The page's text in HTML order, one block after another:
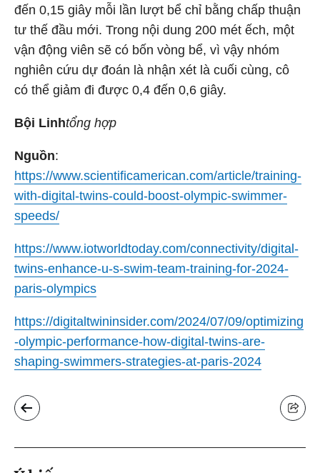
đến 0,15 giây mỗi lần lượt bể chỉ bằng chấp thuận
tư thế đầu mới. Trong nội dung 200 mét ếch, một
vận động viên sẽ có bốn vòng bể, vì vậy nhóm
nghiên cứu dự đoán là nhận xét là cuối cùng, cô
có thể giảm đi được 0,4 đến 0,6 giây.
Bội Linhtổng hợp
Nguồn:
https://www.scientificamerican.com/article/training-
with-digital-twins-could-boost-olympic-swimmer-
speeds/
https://www.iotworldtoday.com/connectivity/digital-
twins-enhance-u-s-swim-team-training-for-2024-
paris-olympics
https://digitaltwininsider.com/2024/07/09/optimizing
-olympic-performance-how-digital-twins-are-
shaping-swimmers-strategies-at-paris-2024